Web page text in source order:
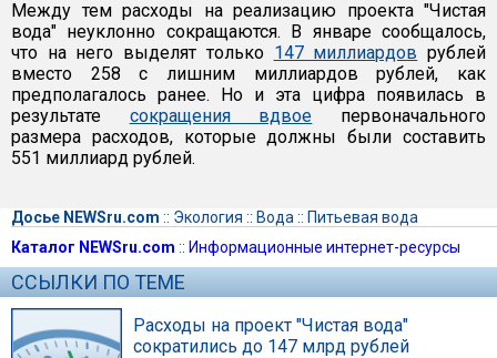
Между тем расходы на реализацию проекта "Чистая
вода" неуклонно сокращаются. В январе сообщалось,
что на него выделят только 147 миллиардов рублей
вместо 258 с лишним миллиардов рублей, как
предполагалось ранее. Но и эта цифра появилась в
результате сокращения вдвое первоначального
размера расходов, которые должны были составить
551 миллиард рублей.
Досье NEWSru.com :: Экология :: Вода :: Питьевая вода
Каталог NEWSru.com :: Информационные интернет-ресурсы
ССЫЛКИ ПО ТЕМЕ
Расходы на проект "Чистая вода"
сократились до 147 млрд рублей